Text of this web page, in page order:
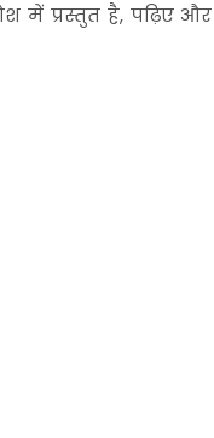
में प्रस्तुत है, पढ़िए और